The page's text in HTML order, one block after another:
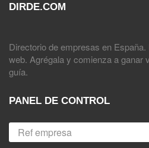
DIRDE.COM
Directorio de empresas en
web. Agrégala y comienza a ganar
guía.
PANEL DE CONTROL